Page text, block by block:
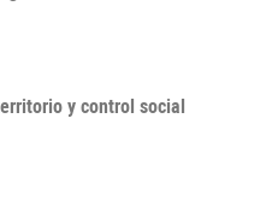
y control social